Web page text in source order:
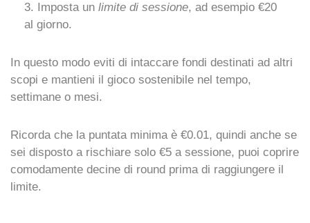
Imposta un limite di sessione, ad esempio €20
al giorno.
In questo modo eviti di intaccare fondi destinati ad altri
scopi e mantieni il gioco sostenibile nel tempo,
settimane o mesi.
Ricorda che la puntata minima è €0.01, quindi anche se
sei disposto a rischiare solo €5 a sessione, puoi coprire
comodamente decine di round prima di raggiungere il
limite.